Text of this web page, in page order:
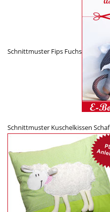
Schnittmuster Fips Fuchs
Schnittmuster Kuschelkissen Schaf